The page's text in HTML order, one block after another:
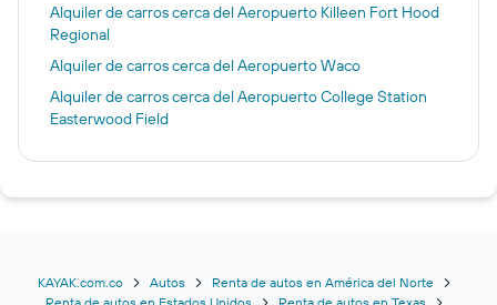
Alquiler de carros cerca del Aeropuerto Killeen Fort Hood
Regional
Alquiler de carros cerca del Aeropuerto Waco
Alquiler de carros cerca del Aeropuerto College Station
Easterwood Field
KAYAK.com.co Autos
Renta de autos en América del Norte